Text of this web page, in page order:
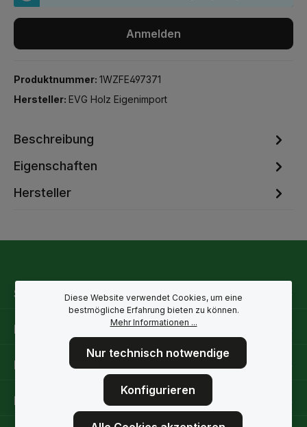
Anmelden
Produktnummer: 1WZFE497371
Hersteller: EVG Holz Eigenimport
Beschreibung
Eigenschaften
Hersteller
Service-Hotline
Rechtliche Hinweise
Informationen
Folge uns
Diese Website verwendet Cookies, um eine
bestmögliche Erfahrung bieten zu können.
Mehr Informationen ...
Nur technisch notwendige
Konfigurieren